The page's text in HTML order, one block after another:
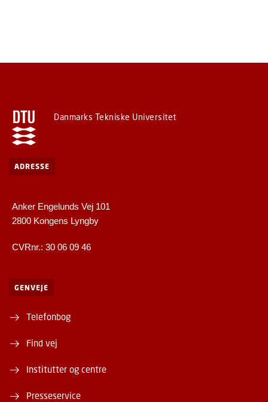
Danmarks Tekniske Universitet
ADRESSE
Anker Engelunds Vej 101
2800 Kongens Lyngby
CVRnr.: 30 06 09 46
GENVEJE
Telefonbog
Find vej
Institutter og centre
Presseservice